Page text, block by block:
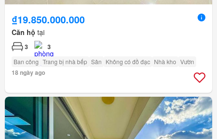
₫19.850.000.000
Căn hộ tại
3 3
Ban công Trang bị nhà bếp Sân Không có đồ đạc Nhà kho Vườn
18 ngày ago